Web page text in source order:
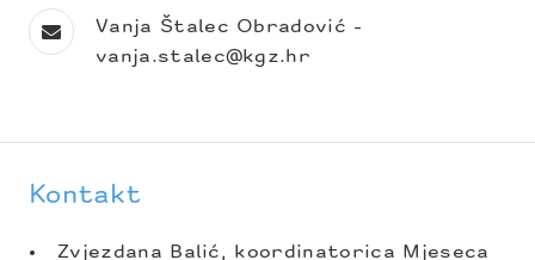
Vanja Štalec Obradović -
vanja.stalec@kgz.hr
Kontakt
Zvjezdana Balić, koordinatorica Mjeseca